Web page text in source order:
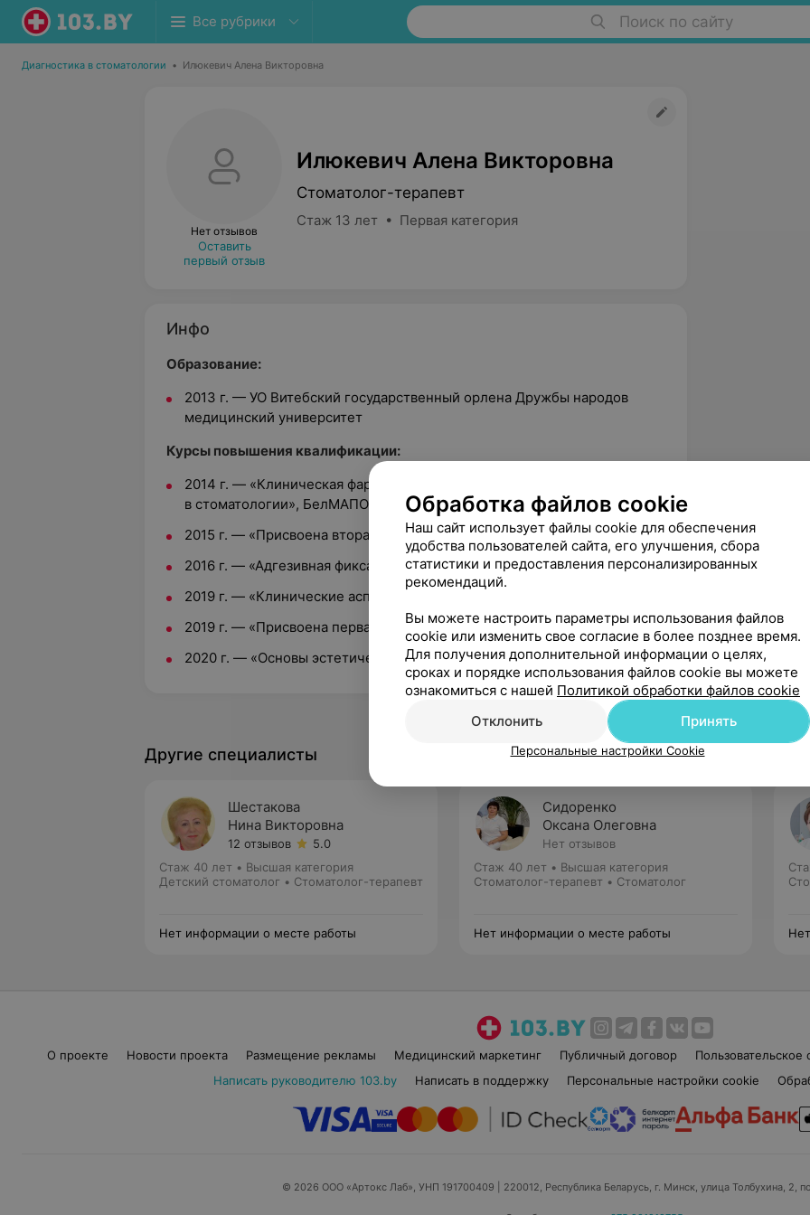
Все рубрики Поиск по сайту
Диагностика в стоматологии • Илюкевич Алена Викторовна
Нет отзывов
Оставить
первый отзыв
Илюкевич Алена Викторовна
Стоматолог-терапевт
Стаж 13 лет • Первая категория
Инфо
Образование:
2013 г. — УО Витебский государственный орлена Дружбы народов
медицинский университет
Курсы повышения квалификации:
2014 г. — «Клиническая фармакология и фармакотерапия
в стоматологии», БелМАПО
2015 г. — «Присвоена вторая квалификационная категория», БелМАПО
2016 г. — «Адгезивная фиксация эстетических конструкций», БелМАПО
2019 г. — «Клинические аспекты современной эндодонтии», БелМАПО
2019 г. — «Присвоена первая квалификационная категория», БелМАПО
2020 г. — «Основы эстетической стоматологии», БелМАПО
Другие специалисты
Шестакова
Нина Викторовна
12 отзывов
5.0
Стаж 40 лет • Высшая категория
Детский стоматолог • Стоматолог-терапевт
Нет информации о месте работы
Сидоренко
Оксана Олеговна
Нет отзывов
Стаж 40 лет • Высшая категория
Стоматолог-терапевт • Стоматолог
Нет информации о месте работы
О проекте Новости проекта Размещение рекламы Медицинский маркетинг Публичный договор Пользовательское
Написать руководителю 103.by
Написать в поддержку Персональные настройки cookie
© 2026 ООО «Артокс Лаб», УНП 191700409 | 220012, Республика Беларусь, г. Минск, улица Толбухина, 2,
Обработка файлов cookie
Наш сайт использует файлы cookie для обеспечения
удобства пользователей сайта, его улучшения, сбора
статистики и предоставления персонализированных
рекомендаций.
Вы можете настроить параметры использования файлов
cookie или изменить свое согласие в более позднее время.
Для получения дополнительной информации о целях,
сроках и порядке использования файлов cookie вы можете
ознакомиться с нашей Политикой обработки файлов cookie
Отклонить
Принять
Персональные настройки Cookie